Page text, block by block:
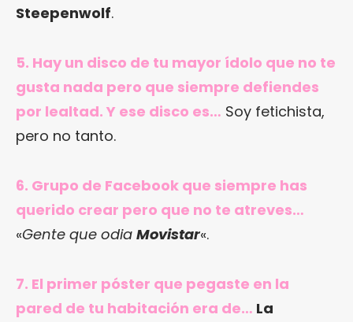
Steepenwolf.
5. Hay un disco de tu mayor ídolo que no te
gusta nada pero que siempre defiendes
por lealtad. Y ese disco es… Soy fetichista,
pero no tanto.
6. Grupo de Facebook que siempre has
querido crear pero que no te atreves…
«Gente que odia Movistar«.
7. El primer póster que pegaste en la
pared de tu habitación era de… La